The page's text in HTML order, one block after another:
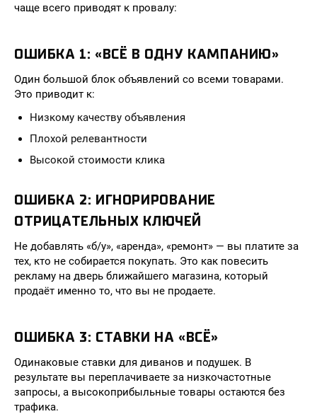
чаще всего приводят к провалу:
ОШИБКА 1: «ВСЁ В ОДНУ КАМПАНИЮ»
Один большой блок объявлений со всеми товарами.
Это приводит к:
Низкому качеству объявления
Плохой релевантности
Высокой стоимости клика
ОШИБКА 2: ИГНОРИРОВАНИЕ
ОТРИЦАТЕЛЬНЫХ КЛЮЧЕЙ
Не добавлять «б/у», «аренда», «ремонт» — вы платите за
тех, кто не собирается покупать. Это как повесить
рекламу на дверь ближайшего магазина, который
продаёт именно то, что вы не продаете.
ОШИБКА 3: СТАВКИ НА «ВСЁ»
Одинаковые ставки для диванов и подушек. В
результате вы переплачиваете за низкочастотные
запросы, а высокоприбыльные товары остаются без
трафика.